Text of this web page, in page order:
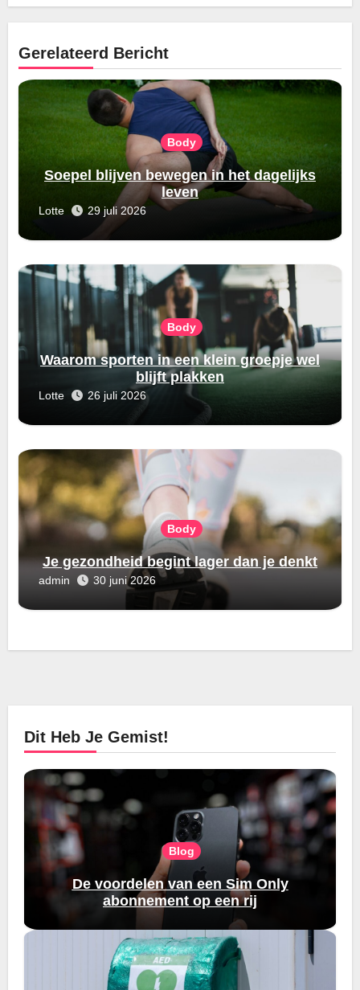
Gerelateerd Bericht
Body
Soepel blijven bewegen in het dagelijks
leven
Lotte 29 juli 2026
Body
Waarom sporten in een klein groepje wel
blijft plakken
Lotte 26 juli 2026
Body
Je gezondheid begint lager dan je denkt
admin 30 juni 2026
Dit Heb Je Gemist!
Blog
De voordelen van een Sim Only
abonnement op een rij